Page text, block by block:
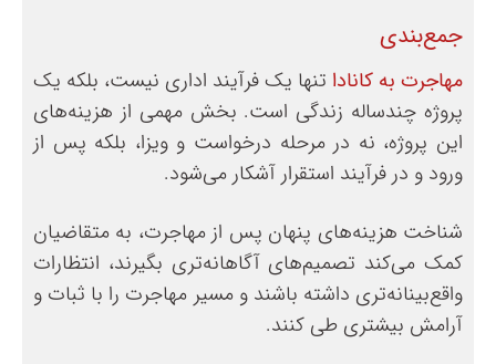
جمع‌بندی
مهاجرت به کانادا تنها یک فرآیند اداری نیست، بلکه یک
پروژه چندساله زندگی است. بخش مهمی از هزینه‌های
این پروژه، نه در مرحله درخواست و ویزا، بلکه پس از
ورود و در فرآیند استقرار آشکار می‌شود.
شناخت هزینه‌های پنهان پس از مهاجرت، به متقاضیان
کمک می‌کند تصمیم‌های آگاهانه‌تری بگیرند، انتظارات
واقع‌بینانه‌تری داشته باشند و مسیر مهاجرت را با ثبات و
آرامش بیشتری طی کنند.